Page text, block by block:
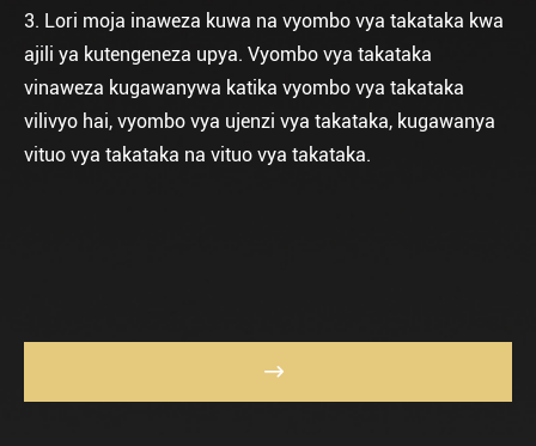
3. Lori moja inaweza kuwa na vyombo vya takataka kwa
ajili ya kutengeneza upya. Vyombo vya takataka
vinaweza kugawanywa katika vyombo vya takataka
vilivyo hai, vyombo vya ujenzi vya takataka, kugawanya
vituo vya takataka na vituo vya takataka.
